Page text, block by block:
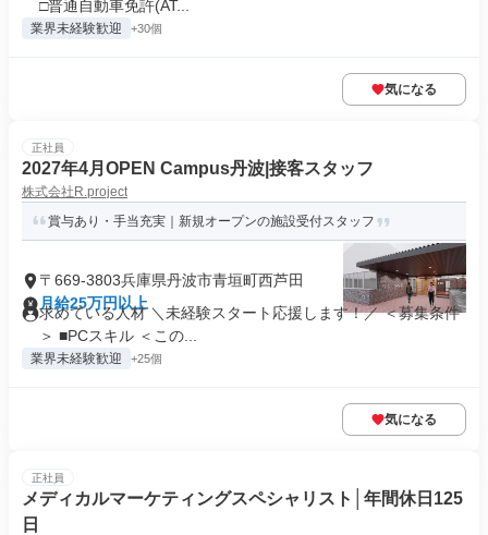
□普通自動車免許(AT...
業界未経験歓迎 +30個
気になる
正社員
2027年4月OPEN Campus丹波|接客スタッフ
株式会社R.project
賞与あり・手当充実｜新規オープンの施設受付スタッフ
〒669-3803兵庫県丹波市青垣町西芦田
月給25万円以上
求めている人材 ＼未経験スタート応援します！／ ＜募集条件
＞ ■PCスキル ＜この...
業界未経験歓迎 +25個
気になる
正社員
メディカルマーケティングスペシャリスト│年間休日125
日